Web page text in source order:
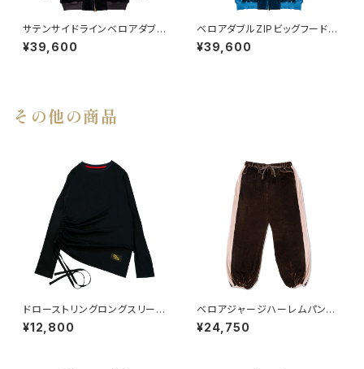
サテンサイドラインベロアダブル
ZIPビッグフードパーカー BLA
CK×BLACK
¥39,600
ベロアダブルZIPビッグフードパ
ーカー EMERALD GREEN
¥39,600
その他の商品
ドローストリングロングスリーブ
T(BK × L)
¥12,800
ベロアジャージハーレムパン
ツ BROWN
¥24,750